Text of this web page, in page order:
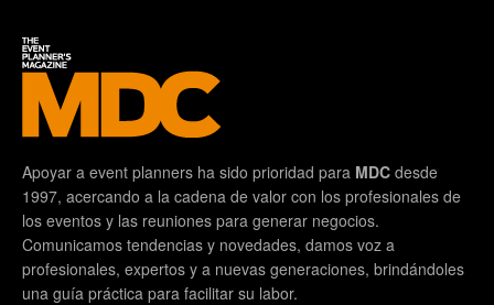
Apoyar a event planners ha sido prioridad para MDC desde
1997, acercando a la cadena de valor con los profesionales de
los eventos y las reuniones para generar negocios.
Comunicamos tendencias y novedades, damos voz a
profesionales, expertos y a nuevas generaciones, brindándoles
una guía práctica para facilitar su labor.